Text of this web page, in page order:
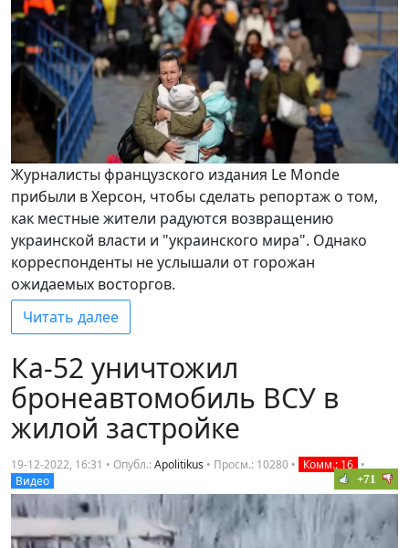
Журналисты французского издания Le Monde
прибыли в Херсон, чтобы сделать репортаж о том,
как местные жители радуются возвращению
украинской власти и "украинского мира". Однако
корреспонденты не услышали от горожан
ожидаемых восторгов.
Читать далее
Ка-52 уничтожил
бронеавтомобиль ВСУ в
жилой застройке
19-12-2022, 16:31 • Опубл.:Apolitikus • Просм.: 10280 • Комм.: 16 •
Видео
+71